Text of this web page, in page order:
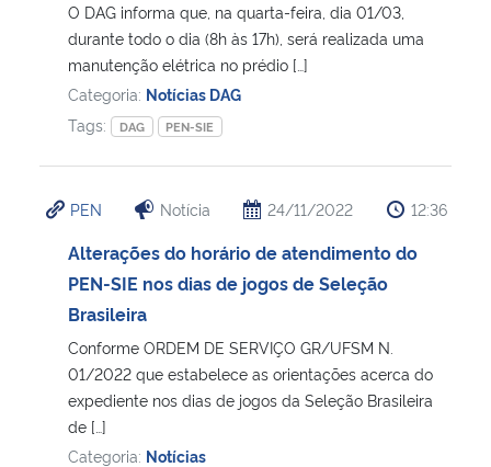
O DAG informa que, na quarta-feira, dia 01/03,
durante todo o dia (8h às 17h), será realizada uma
manutenção elétrica no prédio […]
Categoria: Notícias DAG
Tags:
DAG PEN-SIE
PEN Notícia 24/11/2022 12:36
Alterações do horário de atendimento do
PEN-SIE nos dias de jogos de Seleção
Brasileira
Conforme ORDEM DE SERVIÇO GR/UFSM N.
01/2022 que estabelece as orientações acerca do
expediente nos dias de jogos da Seleção Brasileira
de […]
Categoria: Notícias